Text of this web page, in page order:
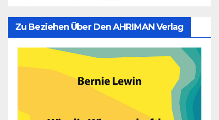
Zu Beziehen Über Den AHRIMAN Verlag